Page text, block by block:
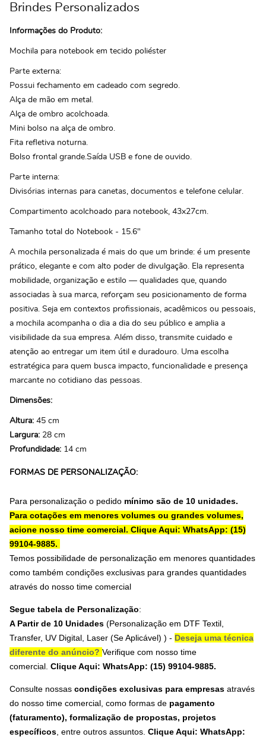
Brindes Personalizados
Informações do Produto:
Mochila para notebook em tecido poliéster
Parte externa:
Possui fechamento em cadeado com segredo.
Alça de mão em metal.
Alça de ombro acolchoada.
Mini bolso na alça de ombro.
Fita refletiva noturna.
Bolso frontal grande.Saída USB e fone de ouvido.
Parte interna:
Divisórias internas para canetas, documentos e telefone celular.
Compartimento acolchoado para notebook, 43x27cm.
Tamanho total do Notebook - 15.6"
A mochila personalizada é mais do que um brinde: é um presente
prático, elegante e com alto poder de divulgação. Ela representa
mobilidade, organização e estilo — qualidades que, quando
associadas à sua marca, reforçam seu posicionamento de forma
positiva. Seja em contextos profissionais, acadêmicos ou pessoais,
a mochila acompanha o dia a dia do seu público e amplia a
visibilidade da sua empresa. Além disso, transmite cuidado e
atenção ao entregar um item útil e duradouro. Uma escolha
estratégica para quem busca impacto, funcionalidade e presença
marcante no cotidiano das pessoas.
Dimensões:
Altura: 45 cm
Largura: 28 cm
Profundidade: 14 cm
FORMAS DE PERSONALIZAÇÃO:
Para personalização o pedido mínimo são de 10 unidades.
Para cotações em menores volumes ou grandes volumes,
acione nosso time comercial. Clique Aqui: WhatsApp: (15)
99104-9885.
Temos possibilidade de personalização em menores quantidades
como também condições exclusivas para grandes quantidades
através do nosso time comercial
Segue tabela de Personalização:
A Partir de 10 Unidades (Personalização em DTF Textil,
Transfer, UV Digital, Laser (Se Aplicável) ) - Deseja uma técnica
diferente do anúncio? Verifique com nosso time
comercial. Clique Aqui: WhatsApp: (15) 99104-9885.
Consulte nossas condições exclusivas para empresas através
do nosso time comercial, como formas de pagamento
(faturamento), formalização de propostas, projetos
específicos , entre outros assuntos. Clique Aqui: WhatsApp: